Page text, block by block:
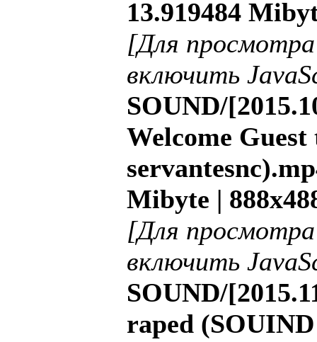
13.919484
[Для
включить
SOUND/
Welcome
Mibyte |
[Для
включить
SOUND/
raped